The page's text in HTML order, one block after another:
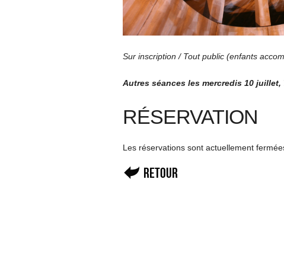
Sur inscription / Tout public (enfants
Autres séances les mercredis 10 juillet,
RÉSERVATION
Les réservations sont actuellement
Retour